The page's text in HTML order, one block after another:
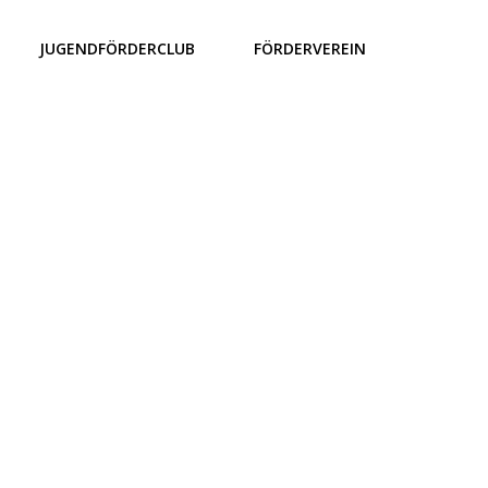
JUGENDFÖRDERCLUB FÖRDERVEREIN